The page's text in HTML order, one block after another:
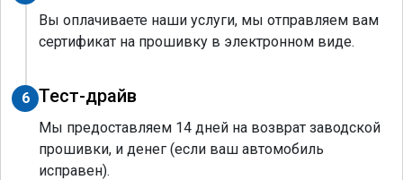
Вы оплачиваете наши услуги, мы отправляем вам
сертификат на прошивку в электронном виде.
6 Тест-драйв
Мы предоставляем 14 дней на возврат заводской
прошивки, и денег (если ваш автомобиль
исправен).